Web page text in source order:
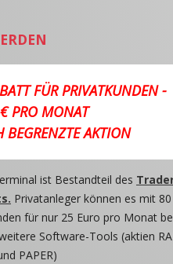
FÜR PRIVATKUNDEN -
PRO MONAT
BEGRENZTE AKTION
ist Bestandteil des
Privatanleger können es mit
für nur 25 Euro pro Monat
Software-Tools (aktien
PAPER)